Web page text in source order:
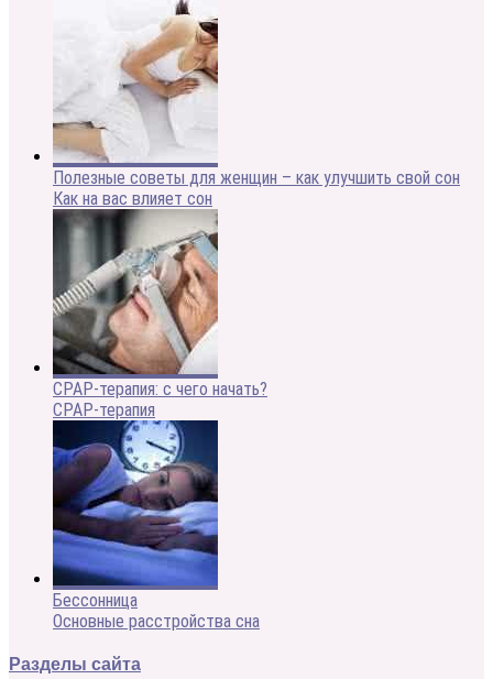
Полезные советы для женщин – как улучшить свой сон
Как на вас влияет сон
CPAP-терапия: с чего начать?
CPAP-терапия
Бессонница
Основные расстройства сна
Разделы сайта